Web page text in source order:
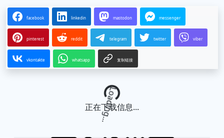
facebook linkedin mastodon messenger
pinterest reddit telegram twitter viber
vkontakte whatsapp 复制链接
Loading...
正在下载信息...